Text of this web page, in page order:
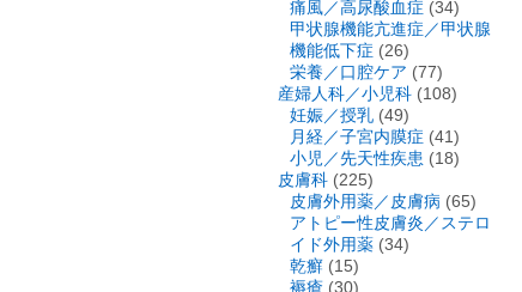
痛風／高尿酸血症 (34)
甲状腺機能亢進症／甲状腺
機能低下症 (26)
栄養／口腔ケア (77)
産婦人科／小児科 (108)
妊娠／授乳 (49)
月経／子宮内膜症 (41)
小児／先天性疾患 (18)
皮膚科 (225)
皮膚外用薬／皮膚病 (65)
アトピー性皮膚炎／ステロ
イド外用薬 (34)
乾癬 (15)
褥瘡 (30)